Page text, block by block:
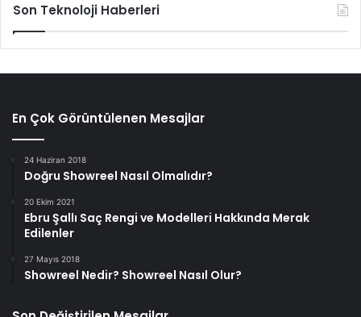
Son Teknoloji Haberleri
En Çok Görüntülenen Mesajlar
24 Haziran 2018
Doğru Showreel Nasıl Olmalıdır?
20 Ekim 2021
Ebru Şallı Saç Rengi ve Modelleri Hakkında Merak
Edilenler
27 Mayıs 2018
Showreel Nedir? Showreel Nasıl Olur?